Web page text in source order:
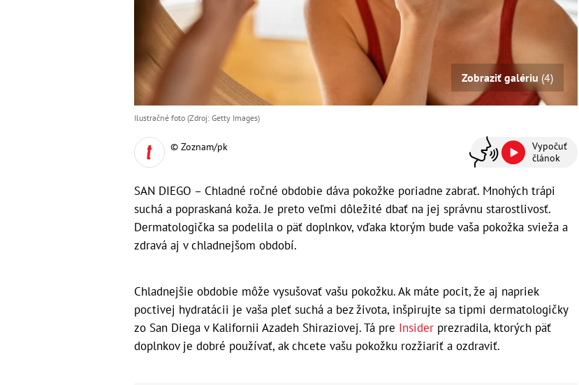
Zobraziť galériu (4)
Ilustračné foto (Zdroj: Getty Images)
© Zoznam/pk
Vypočuť
článok
SAN DIEGO – Chladné ročné obdobie dáva pokožke poriadne zabrať. Mnohých trápi
suchá a popraskaná koža. Je preto veľmi dôležité dbať na jej správnu starostlivosť.
Dermatologička sa podelila o päť doplnkov, vďaka ktorým bude vaša pokožka svieža a
zdravá aj v chladnejšom období.
Chladnejšie obdobie môže vysušovať vašu pokožku. Ak máte pocit, že aj napriek
poctivej hydratácii je vaša pleť suchá a bez života, inšpirujte sa tipmi dermatologičky
zo San Diega v Kalifornii Azadeh Shiraziovej. Tá pre Insider prezradila, ktorých päť
doplnkov je dobré používať, ak chcete vašu pokožku rozžiariť a ozdraviť.